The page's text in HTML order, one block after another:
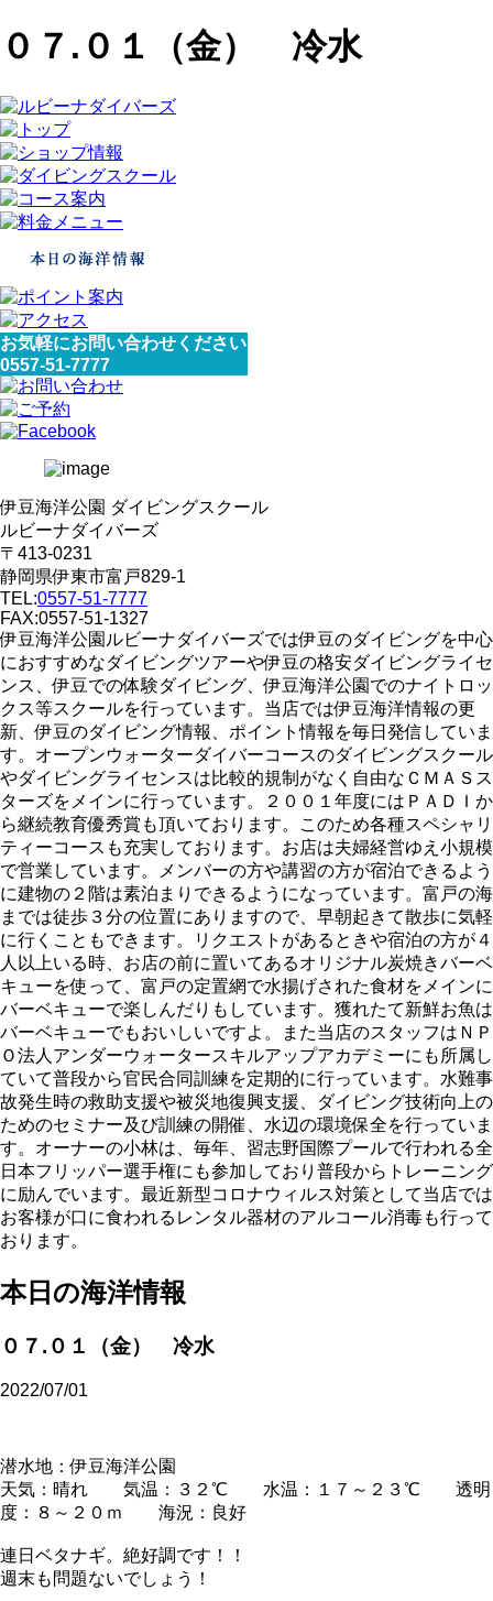
０７.０１（金） 冷水
お気軽にお問い合わせください
0557-51-7777
伊豆海洋公園 ダイビングスクール
ルビーナダイバーズ
〒413-0231
静岡県伊東市富戸829-1
TEL:0557-51-7777
FAX:0557-51-1327
伊豆海洋公園ルビーナダイバーズでは伊豆のダイビングを中心
におすすめなダイビングツアーや伊豆の格安ダイビングライセ
ンス、伊豆での体験ダイビング、伊豆海洋公園でのナイトロッ
クス等スクールを行っています。当店では伊豆海洋情報の更
新、伊豆のダイビング情報、ポイント情報を毎日発信していま
す。オープンウォーターダイバーコースのダイビングスクール
やダイビングライセンスは比較的規制がなく自由なＣＭＡＳス
ターズをメインに行っています。２００１年度にはＰＡＤＩか
ら継続教育優秀賞も頂いております。このため各種スペシャリ
ティーコースも充実しております。お店は夫婦経営ゆえ小規模
で営業しています。メンバーの方や講習の方が宿泊できるよう
に建物の２階は素泊まりできるようになっています。富戸の海
までは徒歩３分の位置にありますので、早朝起きて散歩に気軽
に行くこともできます。リクエストがあるときや宿泊の方が４
人以上いる時、お店の前に置いてあるオリジナル炭焼きバーベ
キューを使って、富戸の定置網で水揚げされた食材をメインに
バーベキューで楽しんだりもしています。獲れたて新鮮お魚は
バーベキューでもおいしいですよ。また当店のスタッフはＮＰ
Ｏ法人アンダーウォータースキルアップアカデミーにも所属し
ていて普段から官民合同訓練を定期的に行っています。水難事
故発生時の救助支援や被災地復興支援、ダイビング技術向上の
ためのセミナー及び訓練の開催、水辺の環境保全を行っていま
す。オーナーの小林は、毎年、習志野国際プールで行われる全
日本フリッパー選手権にも参加しており普段からトレーニング
に励んでいます。最近新型コロナウィルス対策として当店では
お客様が口に食われるレンタル器材のアルコール消毒も行って
おります。
本日の海洋情報
０７.０１（金） 冷水
2022/07/01
潜水地：伊豆海洋公園
天気：晴れ 気温：３２℃ 水温：１７～２３℃ 透明
度：８～２０ｍ 海況：良好
連日ベタナギ。絶好調です！！
週末も問題ないでしょう！